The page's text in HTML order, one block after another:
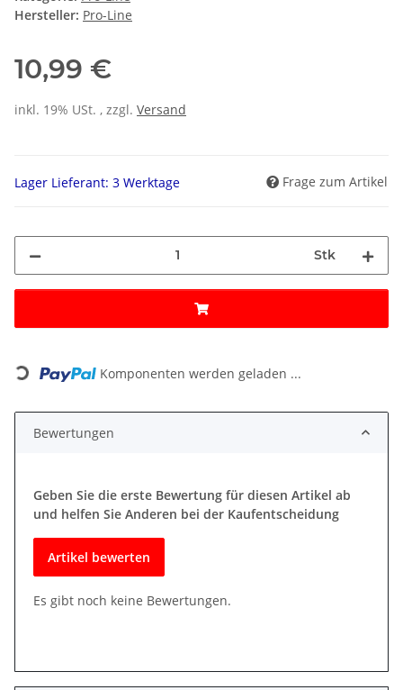
Hersteller: Pro-Line
10,99 €
inkl. 19% USt. , zzgl. Versand
Lager Lieferant: 3 Werktage Frage zum Artikel
Stk
Loading... Komponenten werden geladen ...
Bewertungen
Geben Sie die erste Bewertung für diesen Artikel ab
und helfen Sie Anderen bei der Kaufentscheidung
Artikel bewerten
Es gibt noch keine Bewertungen.